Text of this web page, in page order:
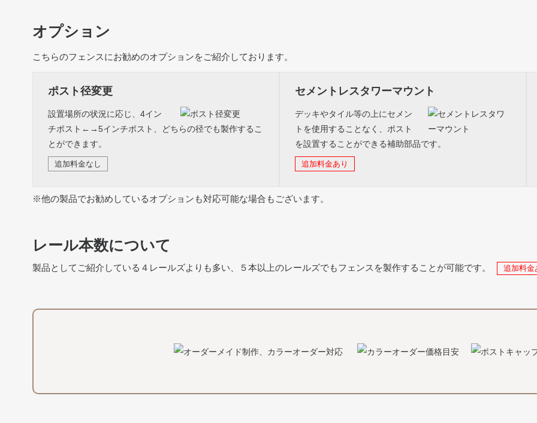
オプション
こちらのフェンスにお勧めのオプションをご紹介しております。
ポスト径変更
設置場所の状況に応じ、4イン
チポスト←→5インチポスト、どちらの径でも製作するこ
とができます。
追加料金なし
セメントレスタワーマウント
デッキやタイル等の上にセメン
トを使用することなく、ポスト
を設置することができる補助部品です。
追加料金あり
※他の製品でお勧めしているオプションも対応可能な場合もございます。
レール本数について
製品としてご紹介している４レールズよりも多い、５本以上のレールズでもフェンスを製作することが可能です。 追加料金